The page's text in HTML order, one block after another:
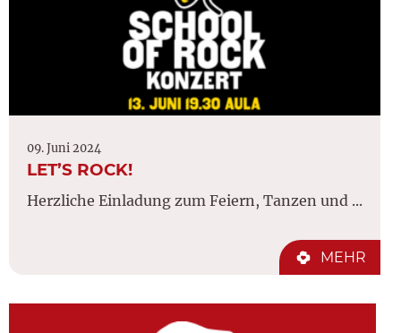
09. Juni 2024
LET’S ROCK!
Herzliche Einladung zum Feiern, Tanzen und ...
MEHR